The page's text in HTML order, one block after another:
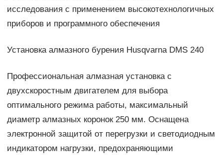
исследования с применением высокотехнологичных
приборов и программного обеспечения
Установка алмазного бурения Husqvarna DMS 240
Профессиональная алмазная установка с
двухскоростным двигателем для выбора
оптимального режима работы, максимальный
диаметр алмазных коронок 250 мм. Оснащена
электронной защитой от перегрузки и светодиодным
индикатором нагрузки, предохраняющими